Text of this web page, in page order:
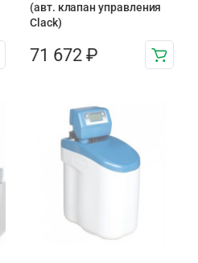
(авт. клапан управления
Clack)
71 672 ₽